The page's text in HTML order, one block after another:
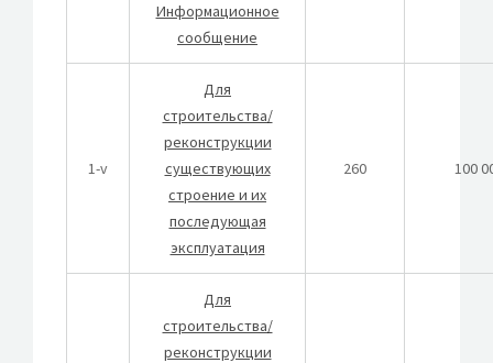
Информационное
сообщение
1-v
Для
строительства/
реконструкции
существующих
строение и их
последующая
эксплуатация
260 100
Для
строительства/
реконструкции